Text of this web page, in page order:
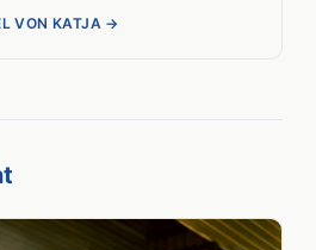
VON KATJA →